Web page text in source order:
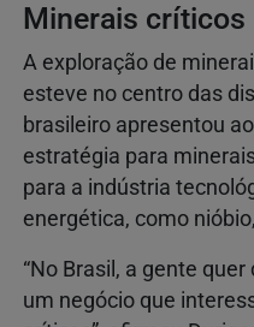
Minerais críticos
A exploração de
esteve no centro das
brasileiro apresentou
estratégia para
para a indústria
energética, como
“No Brasil, a gente
um negócio que